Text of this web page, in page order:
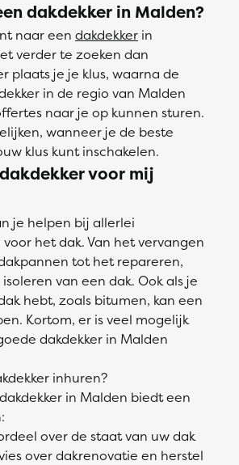
dakdekker in Malden?
naar een dakdekker in
verder te zoeken dan
plaats je je klus, waarna de
in de regio van Malden
naar je op kunnen sturen.
wanneer je de beste
klus kunt inschakelen.
voor mij
je helpen bij allerlei
het dak. Van het vervangen
tot het repareren,
van een dak. Ook als je
hebt, zoals bitumen, kan een
Kortom, er is veel mogelijk
dakdekker in Malden
inhuren?
in Malden biedt een
over de staat van uw dak
over dakrenovatie en herstel